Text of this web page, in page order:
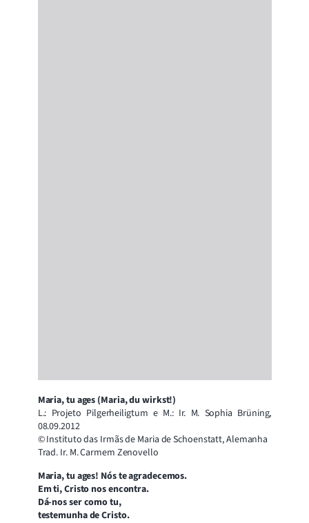
Maria, tu ages (Maria, du wirkst!)
L.: Projeto Pilgerheiligtum e M.: Ir. M. Sophia Brüning,
08.09.2012
© Instituto das Irmãs de Maria de Schoenstatt, Alemanha
Trad. Ir. M. Carmem Zenovello
Maria, tu ages! Nós te agradecemos.
Em ti, Cristo nos encontra.
Dá-nos ser como tu,
testemunha de Cristo.